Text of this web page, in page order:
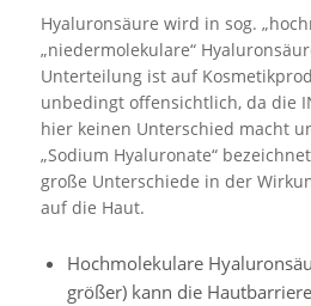
Hyaluronsäure wird in sog.
„niedermolekulare“
Unterteilung ist auf
unbedingt offensichtlich, da die
hier keinen Unterschied macht
„Sodium Hyaluronate“
große Unterschiede in der
auf die Haut.
Hochmolekulare
größer) kann die